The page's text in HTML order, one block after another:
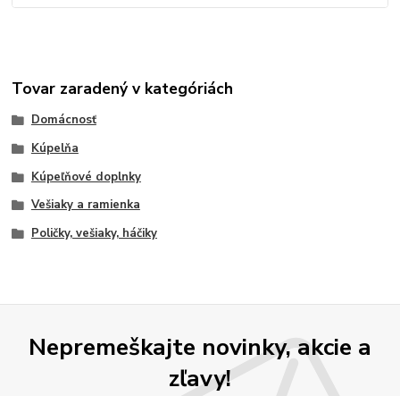
Tovar zaradený v kategóriách
Domácnosť
Kúpelňa
Kúpeľňové doplnky
Vešiaky a ramienka
Poličky, vešiaky, háčiky
Nepremeškajte novinky, akcie a
zľavy!